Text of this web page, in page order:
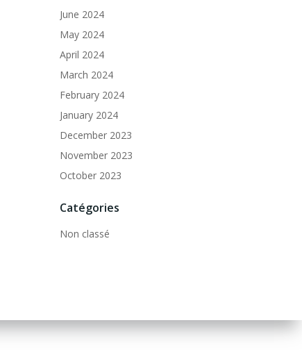
June 2024
May 2024
April 2024
March 2024
February 2024
January 2024
December 2023
November 2023
October 2023
Catégories
Non classé